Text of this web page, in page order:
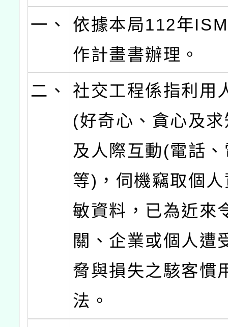
一、
依據本局112年
作計畫書辦理。
二、
社交工程係指利用
(好奇心、貪心及
及人際互動(電話
等)，伺機竊取個
敏資料，已為近來
關、企業或個人遭
脅與損失之駭客慣
法。